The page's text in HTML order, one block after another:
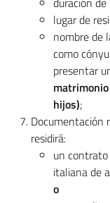
lugar de
nombre de
como
presentar
hijos);
Documentación
residirá:
un
italiana de
o